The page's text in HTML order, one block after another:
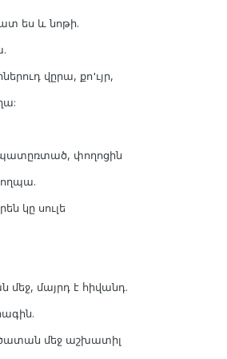
ես և նոթի.
վըրա, քո'ւյր,
փողոցին
կը սուլե
մեջ, մայրդ է հիվանդ.
մեջ աշխատիլ